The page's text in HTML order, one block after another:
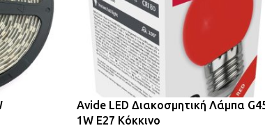
Avide LED Διακοσμητική Λάμπα
1W E27 Κόκκινο